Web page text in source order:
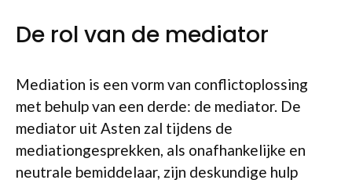
De rol van de mediator
Mediation is een vorm van conflictoplossing
met behulp van een derde: de mediator. De
mediator uit Asten zal tijdens de
mediationgesprekken, als onafhankelijke en
neutrale bemiddelaar, zijn deskundige hulp